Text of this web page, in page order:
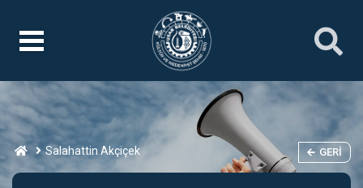
Salahattin Akçiçek GERI